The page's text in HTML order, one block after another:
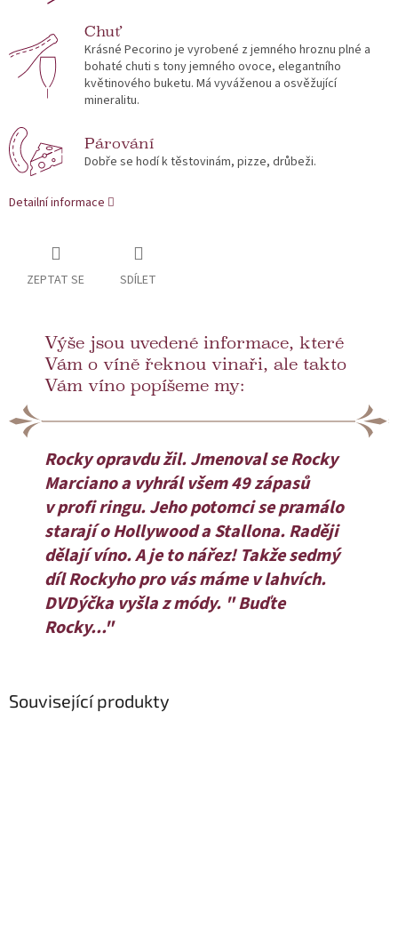
Chuť
Krásné Pecorino je vyrobené z jemného hroznu plné a
bohaté chuti s tony jemného ovoce, elegantního
květinového buketu. Má vyváženou a osvěžující
mineralitu.
Párování
Dobře se hodí k těstovinám, pizze, drůbeži.
Detailní informace
ZEPTAT SE SDÍLET
Výše jsou uvedené informace, které
Vám o víně řeknou vinaři, ale takto
Vám víno popíšeme my:
Rocky opravdu žil. Jmenoval se Rocky
Marciano a vyhrál všem 49 zápasů
v profi ringu. Jeho potomci se pramálo
starají o Hollywood a Stallona. Raději
dělají víno. A je to nářez! Takže sedmý
díl Rockyho pro vás máme v lahvích.
DVDýčka vyšla z módy. " Buďte
Rocky..."
Související produkty